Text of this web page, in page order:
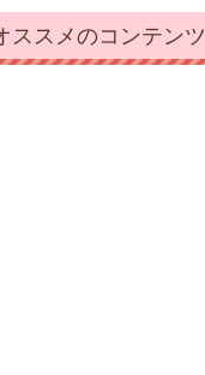
ススメのコンテンツ